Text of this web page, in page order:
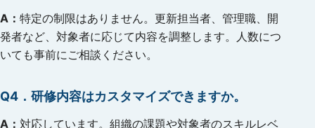
A： 特定の制限はありません。更新担当者、管理職、開
発者など、対象者に応じて内容を調整します。人数につ
いても事前にご相談ください。
Q4． 研修内容はカスタマイズできますか。
A： 対応しています。組織の課題や対象者のスキルレベ